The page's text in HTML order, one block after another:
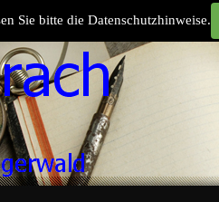
Sie bitte die Datenschutzhinweise.